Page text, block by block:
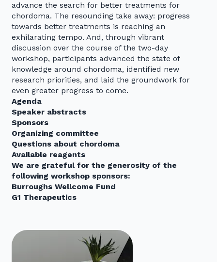
advance the search for better treatments for
chordoma. The resounding take away: progress
towards better treatments is reaching an
exhilarating tempo. And, through vibrant
discussion over the course of the two-day
workshop, participants advanced the state of
knowledge around chordoma, identified new
research priorities, and laid the groundwork for
even greater progress to come.
Agenda
Speaker abstracts
Sponsors
Organizing committee
Questions about chordoma
Available reagents
We are grateful for the generosity of the
following workshop sponsors:
Burroughs Wellcome Fund
G1 Therapeutics